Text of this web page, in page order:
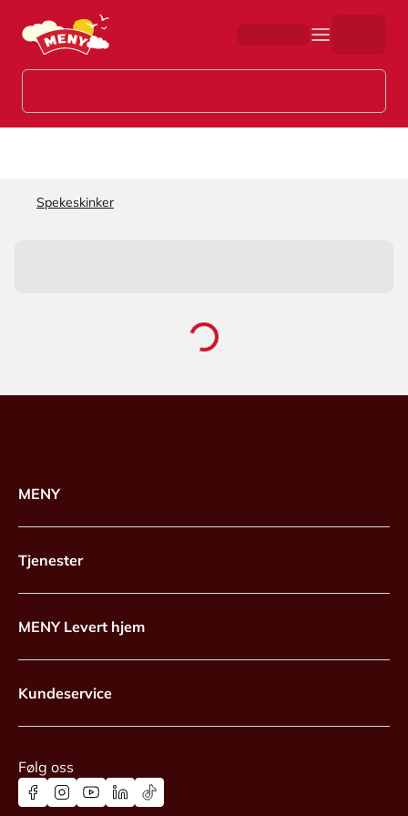
Hopp til hovedinnhold
Spekeskinker
MENY
Tjenester
MENY Levert hjem
Kundeservice
Følg oss